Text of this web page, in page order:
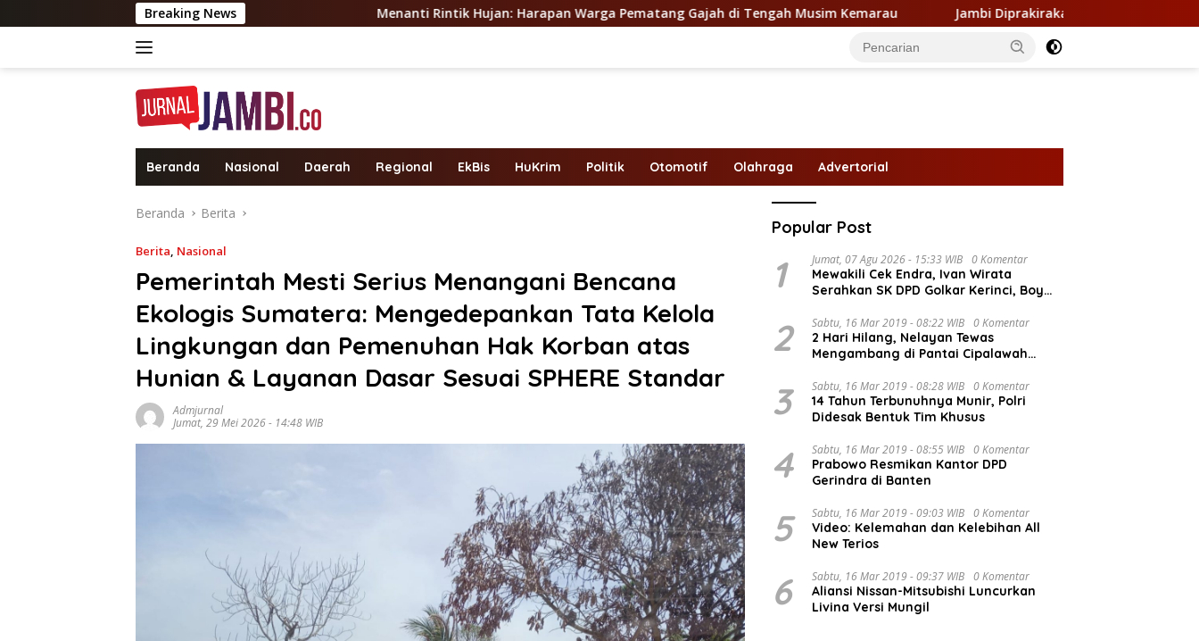
ke
Breaking News Menanti Rintik Hujan: Harapan Warga Pematang Gajah di Tengah Musim Kemarau Jambi Diprakirakan Cerah Berawan Sepanjang Sabtu 8
Beranda Nasional Daerah Regional EkBis HuKrim Politik Otomotif Olahraga Advertorial
Beranda Berita
Berita, Nasional
Pemerintah Mesti Serius Menangani Bencana
Ekologis Sumatera: Mengedepankan Tata Kelola
Lingkungan dan Pemenuhan Hak Korban atas
Hunian & Layanan Dasar Sesuai SPHERE Standar
Admjurnal
Jumat, 29 Mei 2026 - 14:48 WIB
Popular Post
1 Jumat, 07 Agu 2026 - 15:33 WIB 0 Komentar
Mewakili Cek Endra, Ivan Wirata
Serahkan SK DPD Golkar Kerinci, Boy
Amanah
2 Sabtu, 16 Mar 2019 - 08:22 WIB 0 Komentar
2 Hari Hilang, Nelayan Tewas
Mengambang di Pantai Cipalawah
3 Sabtu, 16 Mar 2019 - 08:28 WIB 0 Komentar
14 Tahun Terbunuhnya Munir, Polri
Didesak Bentuk Tim Khusus
4 Sabtu, 16 Mar 2019 - 08:55 WIB 0 Komentar
Prabowo Resmikan Kantor DPD
Gerindra di Banten
5 Sabtu, 16 Mar 2019 - 09:03 WIB 0 Komentar
Video: Kelemahan dan Kelebihan All
New Terios
6 Sabtu, 16 Mar 2019 - 09:37 WIB 0 Komentar
Aliansi Nissan-Mitsubishi Luncurkan
Livina Versi Mungil